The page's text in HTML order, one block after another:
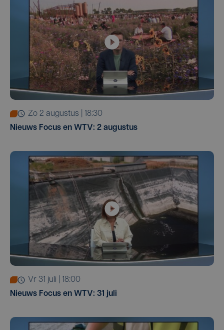
zo 2 augustus | 18:30
Nieuws Focus en WTV: 2 augustus
vr 31 juli | 18:00
Nieuws Focus en WTV: 31 juli